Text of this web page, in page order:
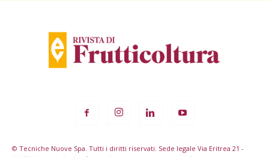
© Tecniche Nuove Spa. Tutti i diritti riservati. Sede legale Via Eritrea 21 -